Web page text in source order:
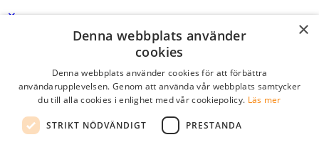
Lösenord
kom ihåg mig
×
Denna webbplats använder
cookies
Denna webbplats använder cookies för att förbättra
användarupplevelsen. Genom att använda vår webbplats samtycker
du till alla cookies i enlighet med vår cookiepolicy. Läs mer
STRIKT NÖDVÄNDIGT PRESTANDA